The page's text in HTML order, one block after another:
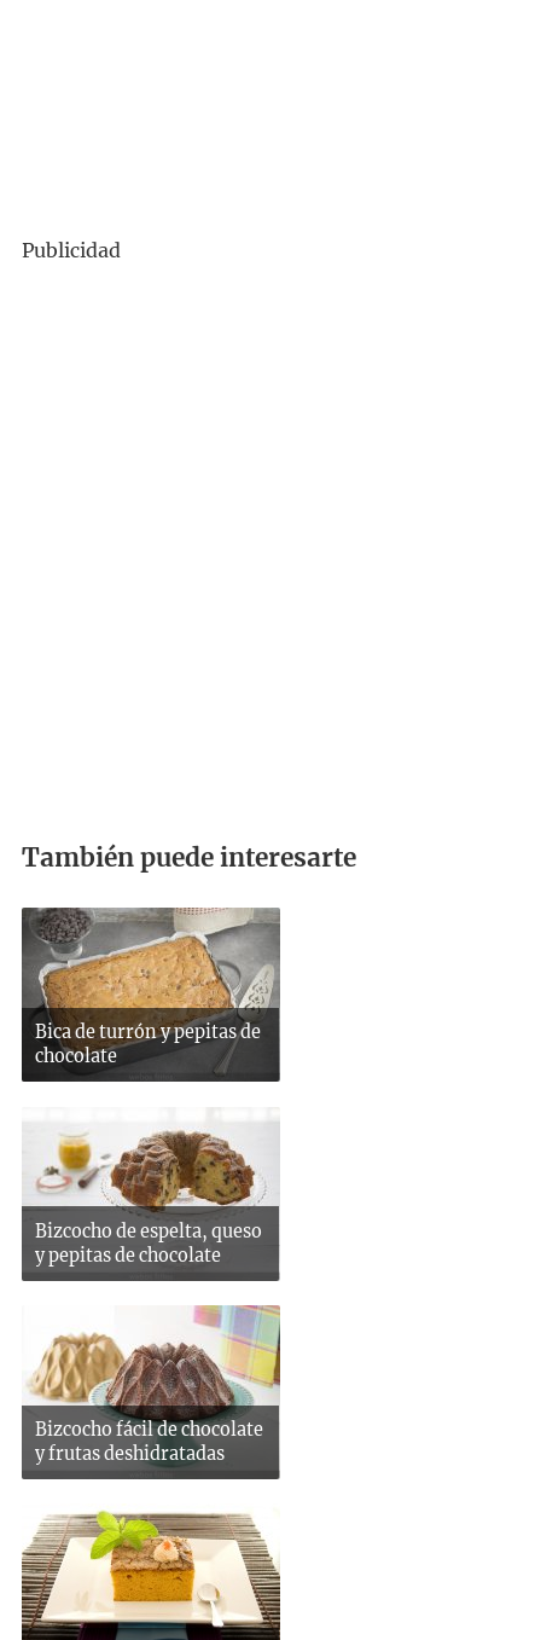
Publicidad
También puede interesarte
Bica de turrón y pepitas de
chocolate
Bizcocho de espelta, queso
y pepitas de chocolate
Bizcocho fácil de chocolate
y frutas deshidratadas